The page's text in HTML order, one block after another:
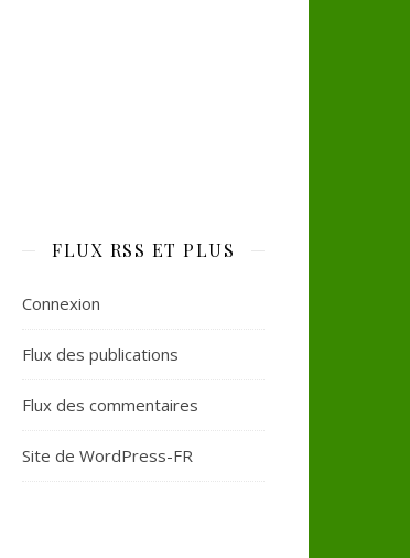
FLUX RSS ET PLUS
Connexion
Flux des publications
Flux des commentaires
Site de WordPress-FR